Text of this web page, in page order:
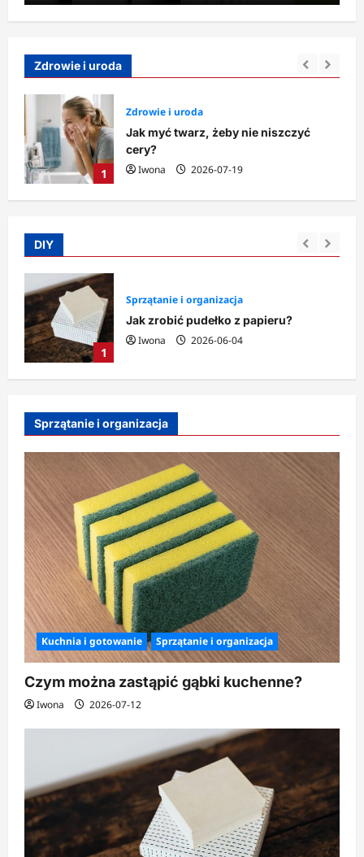
Zdrowie i uroda
1
Zdrowie i uroda
Jak myć twarz, żeby nie niszczyć
cery?
Iwona
2026-07-19
DIY
1
Sprzątanie i organizacja
Jak zrobić pudełko z papieru?
Iwona
2026-06-04
Sprzątanie i organizacja
Kuchnia i gotowanie Sprzątanie i organizacja
Czym można zastąpić gąbki kuchenne?
Iwona 2026-07-12